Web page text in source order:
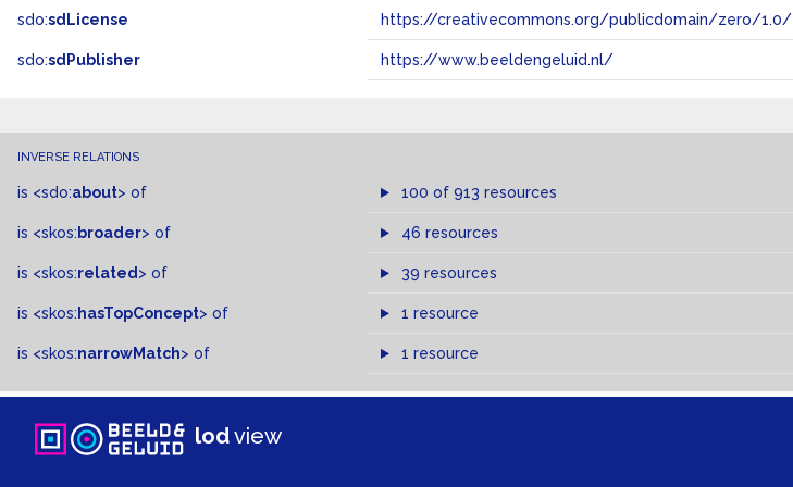
sdo:sdLicense https://creativecommons.org/publicdomain/zero/1.0/
sdo:sdPublisher https://www.beeldengeluid.nl/
INVERSE RELATIONS
is <sdo:about> of 100 of 913 resources
is <skos: broader> of 46 resources
is <skos:related > of 39 resources
is <skos: hasTopConcept> of 1 resource
is <skos:narrowMatch> of 1 resource
lodview